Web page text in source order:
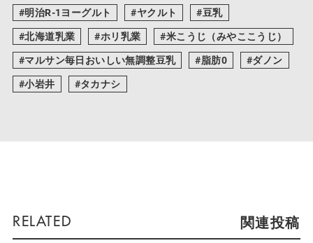
明治R-1ヨーグルト
ヤクルト
豆乳
北海道乳業
ホリ乳業
米こうじ（みやここうじ）
マルサン毎日おいしい無調整豆乳
脂肪0
ダノン
小岩井
タカナシ
関連投稿